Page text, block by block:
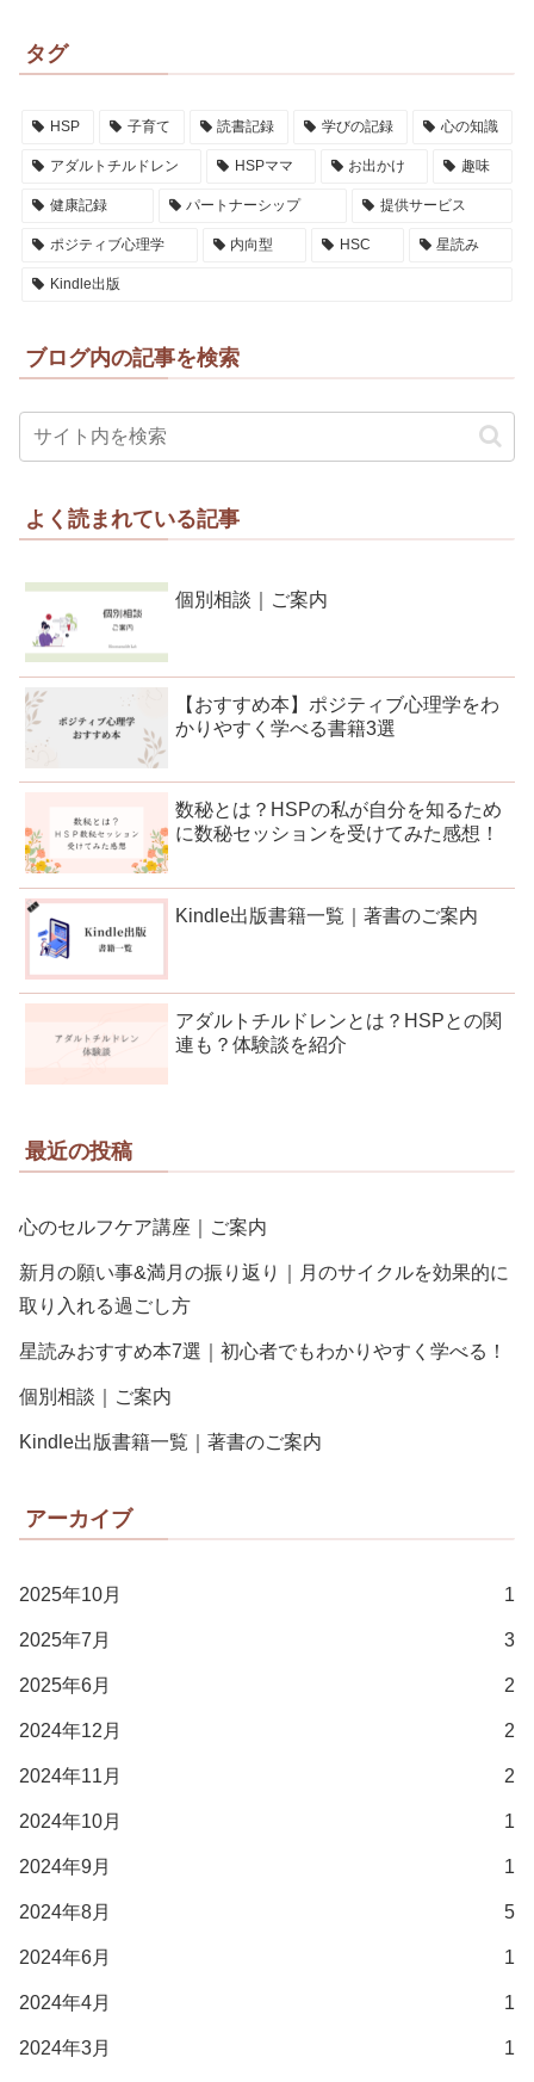
タグ
HSP 子育て 読書記録 学びの記録 心の知識
アダルトチルドレン HSPママ お出かけ 趣味
健康記録 パートナーシップ 提供サービス
ポジティブ心理学 内向型 HSC 星読み
Kindle出版
ブログ内の記事を検索
よく読まれている記事
個別相談｜ご案内
【おすすめ本】ポジティブ心理学をわ
かりやすく学べる書籍3選
数秘とは？HSPの私が自分を知るため
に数秘セッションを受けてみた感想！
Kindle出版書籍一覧｜著書のご案内
アダルトチルドレンとは？HSPとの関
連も？体験談を紹介
最近の投稿
心のセルフケア講座｜ご案内
新月の願い事&満月の振り返り｜月のサイクルを効果的に
取り入れる過ごし方
星読みおすすめ本7選｜初心者でもわかりやすく学べる！
個別相談｜ご案内
Kindle出版書籍一覧｜著書のご案内
アーカイブ
2025年10月 1
2025年7月 3
2025年6月 2
2024年12月 2
2024年11月 2
2024年10月 1
2024年9月 1
2024年8月 5
2024年6月 1
2024年4月 1
2024年3月 1